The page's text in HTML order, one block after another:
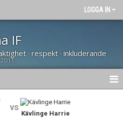
LOGGA IN
IF
· respekt · inkluderande
vs
Kävlinge Harrie